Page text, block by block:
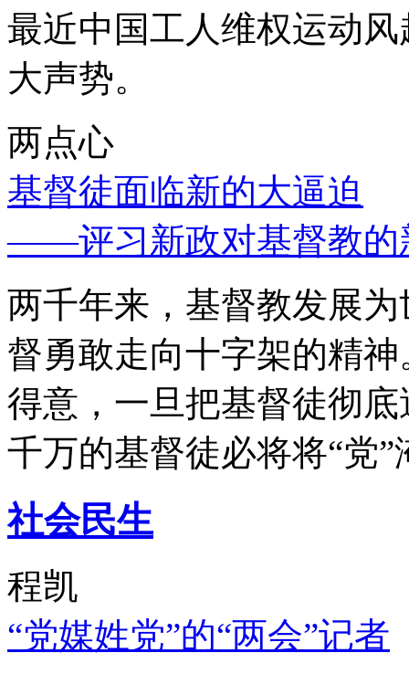
最近中国工人维权运动
大声势。
两点心
基督徒面临新的大逼迫
——评习新政对基督教的
两千年来，基督教发展
督勇敢走向十字架的精
得意，一旦把基督徒彻
千万的基督徒必将将“党”
社会民生
程凯
“党媒姓党”的“两会”记者